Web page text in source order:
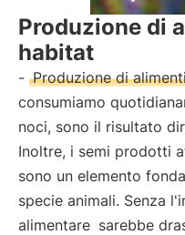
Produzione di
habitat
- Produzione di
consumiamo
noci, sono il risultato
Inoltre, i semi prodotti
sono un elemento
specie animali. Senza
alimentare sarebbe